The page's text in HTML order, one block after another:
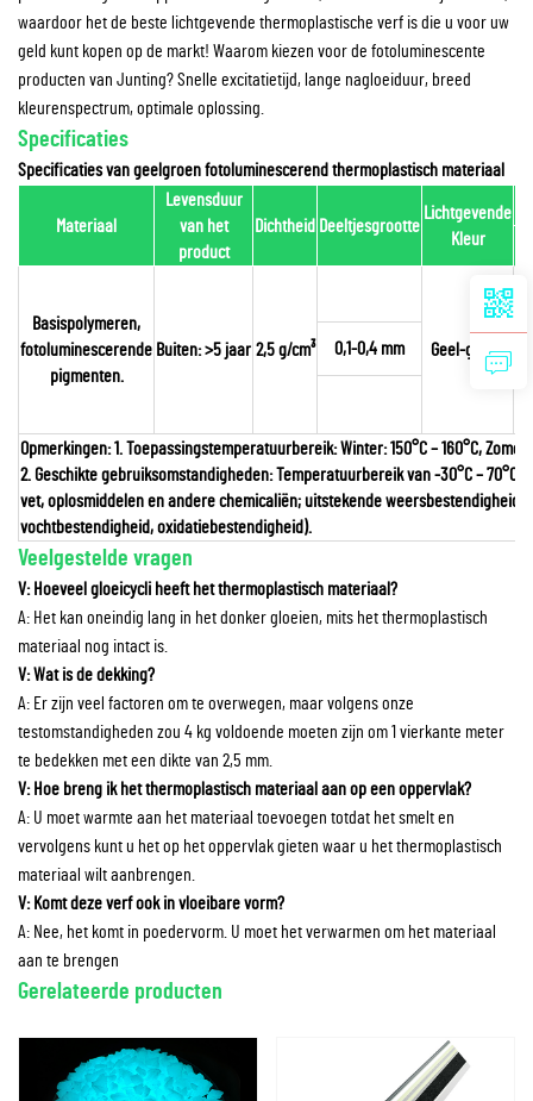
waardoor het de beste lichtgevende thermoplastische verf is die u voor uw
geld kunt kopen op de markt! Waarom kiezen voor de fotoluminescente
producten van Junting? Snelle excitatietijd, lange nagloeiduur, breed
kleurenspectrum, optimale oplossing.
Specificaties
Specificaties van geelgroen fotoluminescerend thermoplastisch materiaal
Materiaal
Levensduur
van het
product
Dichtheid Deeltjesgrootte
Lichtgevende
Kleur
Basispolymeren,
fotoluminescerende
pigmenten.
Buiten: >5 jaar 2,5 g/cm³ Geel-groen
0,1-0,4 mm
Opmerkingen: 1. Toepassingstemperatuurbereik: Winter: 150°C – 160°C, Zomer:
2. Geschikte gebruiksomstandigheden: Temperatuurbereik van -30°C – 70°C.
vet, oplosmiddelen en andere chemicaliën; uitstekende weersbestendigheid
vochtbestendigheid, oxidatiebestendigheid).
Veelgestelde vragen
V: Hoeveel gloeicycli heeft het thermoplastisch materiaal?
A: Het kan oneindig lang in het donker gloeien, mits het thermoplastisch
materiaal nog intact is.
V: Wat is de dekking?
A: Er zijn veel factoren om te overwegen, maar volgens onze
testomstandigheden zou 4 kg voldoende moeten zijn om 1 vierkante meter
te bedekken met een dikte van 2,5 mm.
V: Hoe breng ik het thermoplastisch materiaal aan op een oppervlak?
A: U moet warmte aan het materiaal toevoegen totdat het smelt en
vervolgens kunt u het op het oppervlak gieten waar u het thermoplastisch
materiaal wilt aanbrengen.
V: Komt deze verf ook in vloeibare vorm?
A: Nee, het komt in poedervorm. U moet het verwarmen om het materiaal
aan te brengen
Gerelateerde producten